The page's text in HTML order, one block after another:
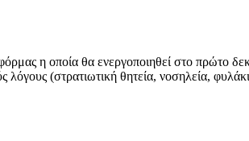
η οποία θα ενεργοποιηθεί στο πρώτο
λόγους (στρατιωτική θητεία, νοσηλεία,